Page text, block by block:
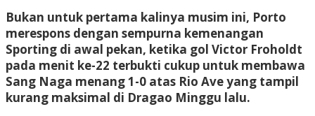
Bukan untuk pertama kalinya musim ini, Porto
merespons dengan sempurna kemenangan
Sporting di awal pekan, ketika gol Victor Froholdt
pada menit ke-22 terbukti cukup untuk membawa
Sang Naga menang 1-0 atas Rio Ave yang tampil
kurang maksimal di Dragao Minggu lalu.